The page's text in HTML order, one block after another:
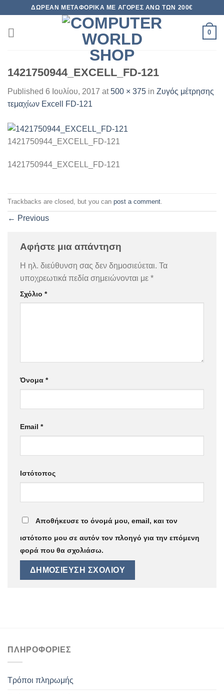
content
ΔΩΡΕΆΝ ΜΕΤΑΦΟΡΙΚΆ ΜΕ ΑΓΟΡΈΣ ΆΝΩ ΤΩΝ 200€
0
1421750944_EXCELL_FD-121
Published 6 Ιουλίου, 2017 at500 × 375 in Ζυγός μέτρησης
τεμαχίων Excell FD-121
1421750944_EXCELL_FD-121
1421750944_EXCELL_FD-121
Trackbacks are closed, but you can post a comment.
← Previous
Αφήστε μια απάντηση
Η ηλ. διεύθυνση σας δεν δημοσιεύεται. Τα
υποχρεωτικά πεδία σημειώνονται με *
Σχόλιο *
Όνομα *
Email *
Ιστότοπος
Αποθήκευσε το όνομά μου, email, και τον
ιστότοπο μου σε αυτόν τον πλοηγό για την επόμενη
φορά που θα σχολιάσω.
ΠΛΗΡΟΦΟΡΊΕΣ
Τρόποι πληρωμής